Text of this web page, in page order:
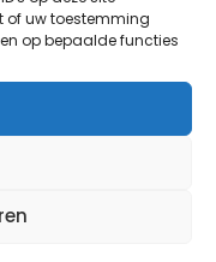
of uw toestemming
op bepaalde functies